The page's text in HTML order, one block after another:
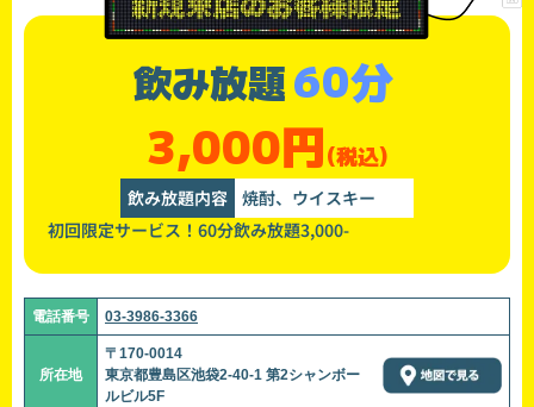
飲み放題60分
3,000円(税込)
飲み放題内容 焼酎、ウイスキー
初回限定サービス！60分飲み放題3,000-
電話番号 03-3986-3366
所在地
〒170-0014
東京都豊島区池袋2-40-1 第2シャンボー
ルビル5F